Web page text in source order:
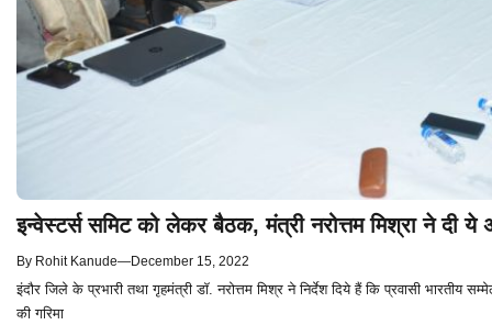
इन्वेस्टर्स समिट को लेकर बैठक, मंत्री नरोत्तम मिश्रा ने दी ये
By Rohit Kanude—December 15, 2022
इंदौर जिले के प्रभारी तथा गृहमंत्री डॉ. नरोत्तम मिश्र ने निर्देश दिये हैं कि प्रवासी भारतीय
की गरिमा